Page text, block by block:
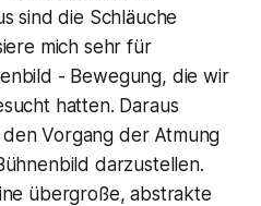
sind die Schläuche
mich sehr für
- Bewegung, die wir
hatten. Daraus
Vorgang der Atmung
darzustellen.
übergroße, abstrakte